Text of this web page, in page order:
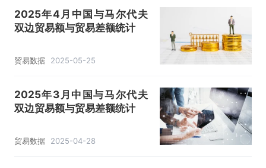
2025年4月中国与马尔代夫
双边贸易额与贸易差额统计
贸易数据 2025-05-25
2025年3月中国与马尔代夫
双边贸易额与贸易差额统计
贸易数据 2025-04-28